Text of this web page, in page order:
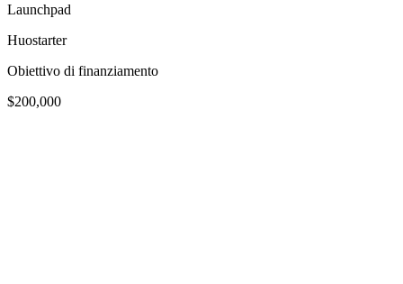
Launchpad
Huostarter
Obiettivo di finanziamento
$200,000